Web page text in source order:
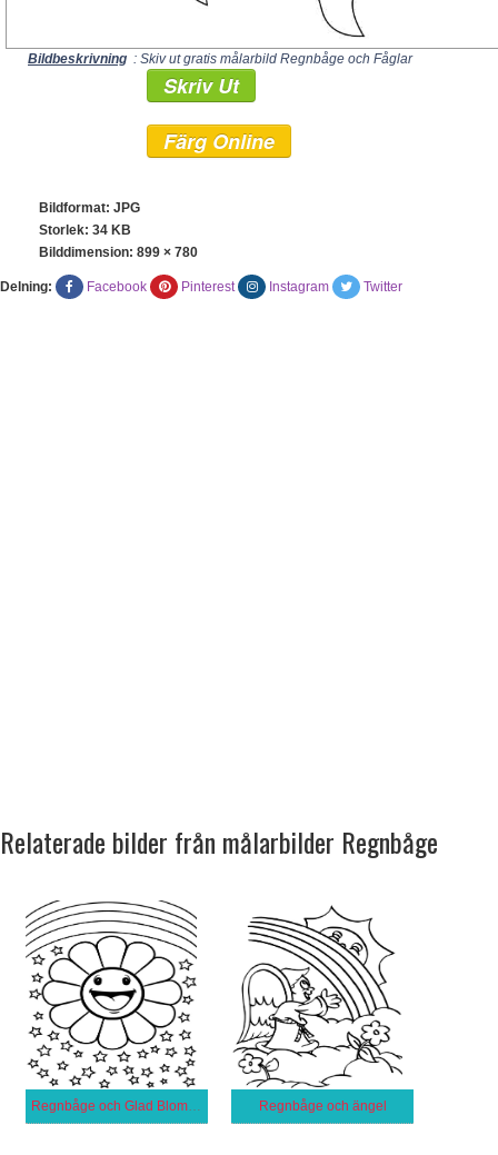
Bildbeskrivning : Skiv ut gratis målarbild Regnbåge och Fåglar
Skriv Ut
Färg Online
Bildformat: JPG
Storlek: 34 KB
Bilddimension: 899 × 780
Delning: Facebook Pinterest Instagram Twitter
Relaterade bilder från målarbilder Regnbåge
Regnbåge och ängel